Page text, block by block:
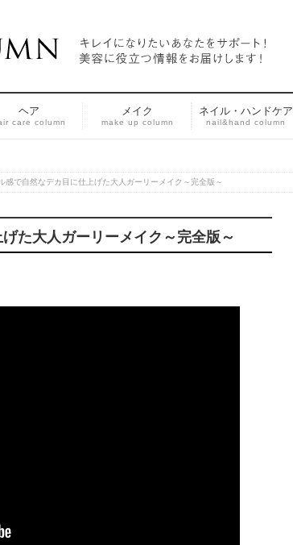
ヘア
care column
メイク
make up column
ネイル・ハンドケア
nail&hand column
感で自然なデカ目に仕上げた大人ガーリーメイク～完全版～
た大人ガーリーメイク～完全版～